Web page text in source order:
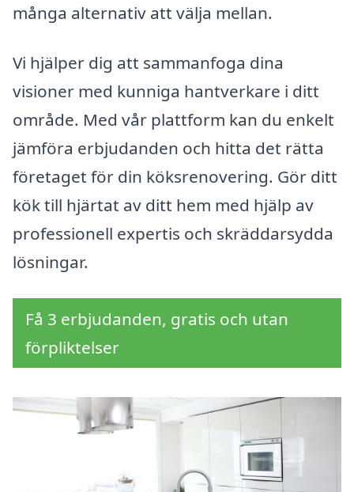
många alternativ att välja mellan.
Vi hjälper dig att sammanfoga dina
visioner med kunniga hantverkare i ditt
område. Med vår plattform kan du enkelt
jämföra erbjudanden och hitta det rätta
företaget för din köksrenovering. Gör ditt
kök till hjärtat av ditt hem med hjälp av
professionell expertis och skräddarsydda
lösningar.
Få 3 erbjudanden, gratis och utan
förpliktelser